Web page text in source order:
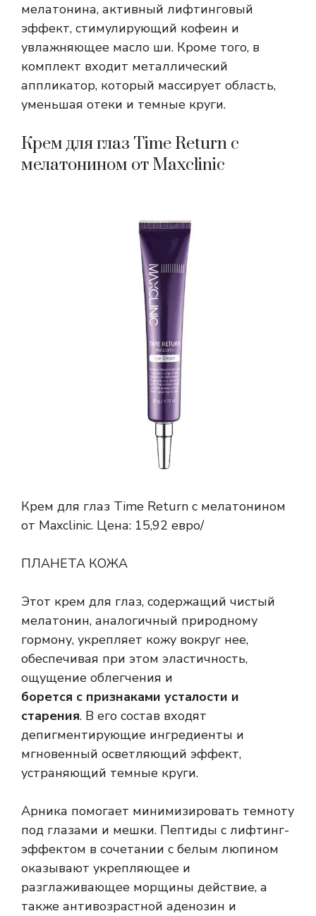
мелатонина, активный лифтинговый
эффект, стимулирующий кофеин и
увлажняющее масло ши. Кроме того, в
комплект входит металлический
аппликатор, который массирует область,
уменьшая отеки и темные круги.
Крем для глаз Time Return с
мелатонином от Maxclinic
Крем для глаз Time Return с мелатонином
от Maxclinic. Цена: 15,92 евро/
ПЛАНЕТА КОЖА
Этот крем для глаз, содержащий чистый
мелатонин, аналогичный природному
гормону, укрепляет кожу вокруг нее,
обеспечивая при этом эластичность,
ощущение облегчения и
борется с признаками усталости и
старения. В его состав входят
депигментирующие ингредиенты и
мгновенный осветляющий эффект,
устраняющий темные круги.
Арника помогает минимизировать темноту
под глазами и мешки. Пептиды с лифтинг-
эффектом в сочетании с белым люпином
оказывают укрепляющее и
разглаживающее морщины действие, а
также антивозрастной аденозин и